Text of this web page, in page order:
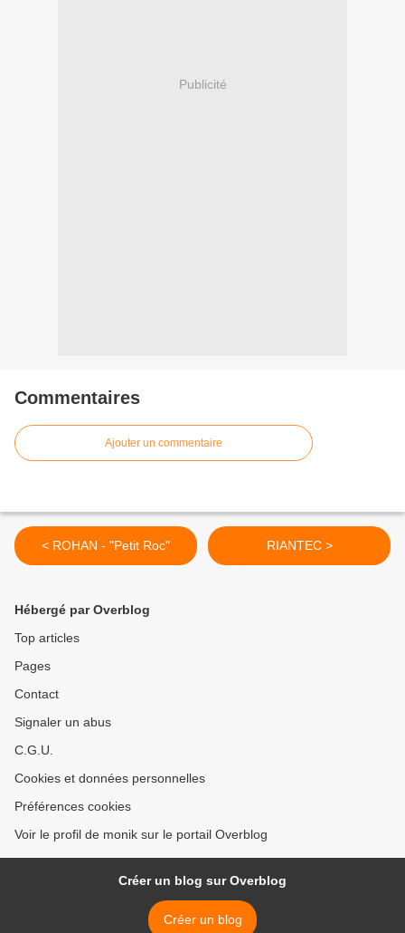
Publicité
Commentaires
Ajouter un commentaire
< ROHAN - "Petit Roc" RIANTEC >
Hébergé par Overblog
Top articles
Pages
Contact
Signaler un abus
C.G.U.
Cookies et données personnelles
Préférences cookies
Voir le profil de monik sur le portail Overblog
Créer un blog sur Overblog
Créer un blog